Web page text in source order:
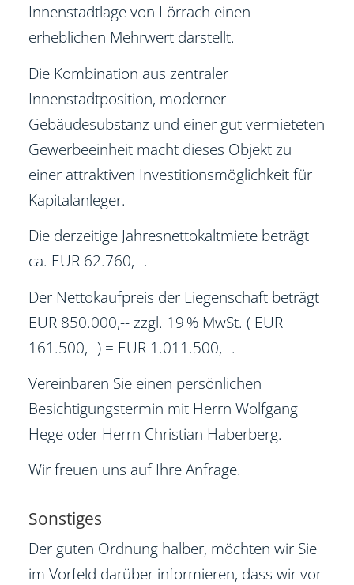
Innenstadtlage von Lörrach einen
erheblichen Mehrwert darstellt.
Die Kombination aus zentraler
Innenstadtposition, moderner
Gebäudesubstanz und einer gut vermieteten
Gewerbeeinheit macht dieses Objekt zu
einer attraktiven Investitionsmöglichkeit für
Kapitalanleger.
Die derzeitige Jahresnettokaltmiete beträgt
ca. EUR 62.760,--.
Der Nettokaufpreis der Liegenschaft beträgt
EUR 850.000,-- zzgl. 19 % MwSt. ( EUR
161.500,--) = EUR 1.011.500,--.
Vereinbaren Sie einen persönlichen
Besichtigungstermin mit Herrn Wolfgang
Hege oder Herrn Christian Haberberg.
Wir freuen uns auf Ihre Anfrage.
Sonstiges
Der guten Ordnung halber, möchten wir Sie
im Vorfeld darüber informieren, dass wir vor